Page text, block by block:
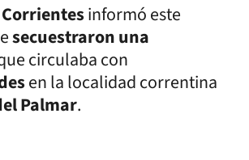
informó este
secuestraron una
circulaba con
en la localidad correntina
Palmar.